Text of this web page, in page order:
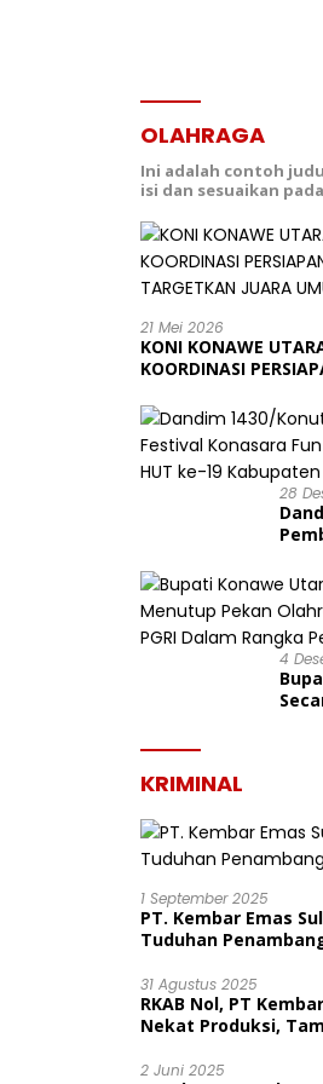
OLAHRAGA
Ini adalah contoh
isi dan sesuaikan
21 Mei 2026
KONI KONAWE
KOORDINASI
28
4
KRIMINAL
1 September 2025
PT. Kembar Emas
Tuduhan
31 Agustus 2025
RKAB Nol, PT
Nekat Produksi,
2 Juni 2025